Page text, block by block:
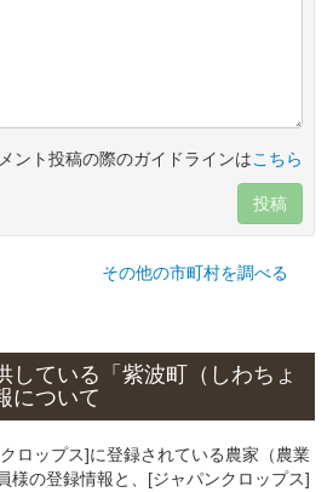
ント投稿の際のガイドラインはこちら
投稿
その他の市町村を調べる
している 「紫波町（しわちょ
について
ロップス]に登録されている農家（農業
様の登録情報と、[ジャパンクロップス]